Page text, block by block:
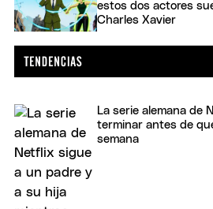
estos dos actores
Charles Xavier
La serie alemana de
terminar antes de
semana